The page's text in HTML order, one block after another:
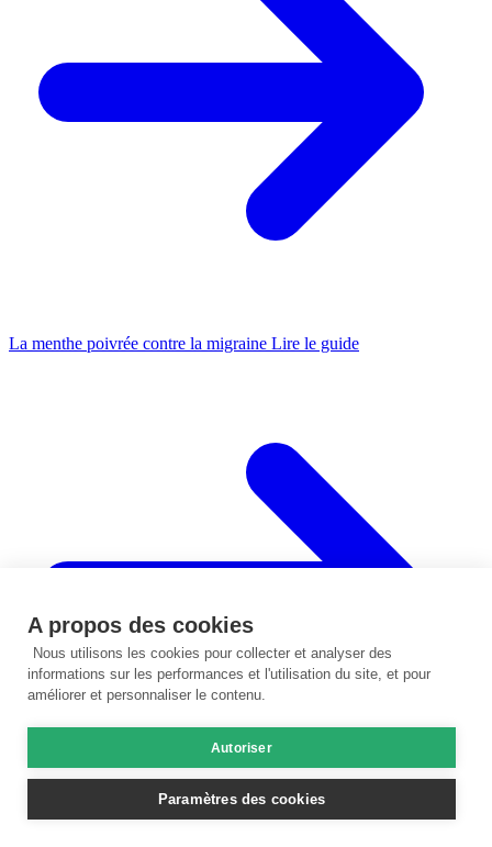
A propos des cookies
Nous utilisons les cookies pour collecter et analyser des
informations sur les performances et l'utilisation du site, et pour
améliorer et personnaliser le contenu.
Autoriser
Paramètres des cookies
La menthe poivrée contre la migraine Lire le guide